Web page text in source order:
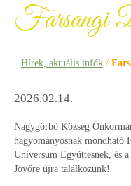
Farsangi
Hírek, aktuális infók /
2026.02.14.
Nagygörbő Község
hagyományosnak mondható
Universum Együttesnek, és
Jövőre újra találkozunk!